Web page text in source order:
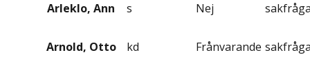
Arleklo, Ann s Nej
Arnold, Otto kd Frånvarande